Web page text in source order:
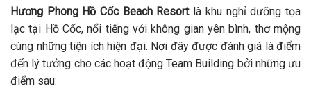
Hương Phong Hồ Cốc Beach Resortlà khu nghỉ dưỡng tọa
lạc tại Hồ Cốc, nổi tiếng với không gian yên bình, thơ mộng
cùng những tiện ích hiện đại. Nơi đây được đánh giá là điểm
đến lý tưởng cho các hoạt động Team Building bởi những ưu
điểm sau: